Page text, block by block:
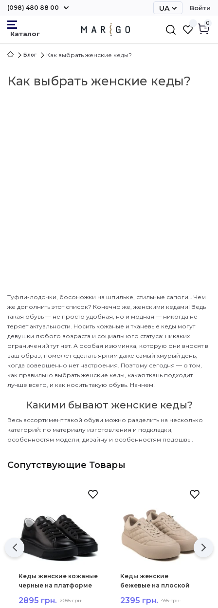
(098) 480 88 00 UA Войти
0
Блог Как выбрать женские кеды?
Как выбрать женские кеды?
Туфли-лодочки, босоножки на шпильке, стильные сапоги… Чем
же дополнить этот список? Конечно же, женскими кедами! Ведь
такая обувь — не просто удобная, но и модная — никогда не
теряет актуальности. Носить кожаные и тканевые кеды могут
девушки любого возраста и социального статуса: никаких
ограничений тут нет. А особая изюминка, которую они вносят в
ваш образ, поможет сделать ярким даже самый хмурый день,
когда совершенно нет настроения. Поэтому сегодня — о том,
как правильно выбрать женские кеды, какая ткань подходит
лучше всего, и как носить такую обувь. Начнем!
Какими бывают женские кеды?
Весь ассортимент такой обуви можно разделить на несколько
категорий: по материалу изготовления и подкладки,
особенностям модели, дизайну и особенностям подошвы.
Сопутствующие Товары
Кеды женские кожаные
черные на платформе
2895 грн. 2095 грн.
Кеды женские
бежевые на плоской
1974Т-А
2395 грн. 495 грн.